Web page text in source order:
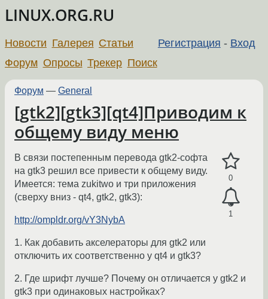
LINUX.ORG.RU
Регистрация - Вход
Новости Галерея Статьи
Форум Опросы Трекер Поиск
Форум — General
[gtk2][gtk3][qt4]Приводим к
общему виду меню
0
1
В связи постепенным перевода gtk2-софта
на gtk3 решил все привести к общему виду.
Имеется: тема zukitwo и три приложения
(сверху вниз - qt4, gtk2, gtk3):
http://ompldr.org/vY3NybA
1. Как добавить акселераторы для gtk2 или
отключить их соответственно у qt4 и gtk3?
2. Где шрифт лучше? Почему он отличается у gtk2 и
gtk3 при одинаковых настройках?